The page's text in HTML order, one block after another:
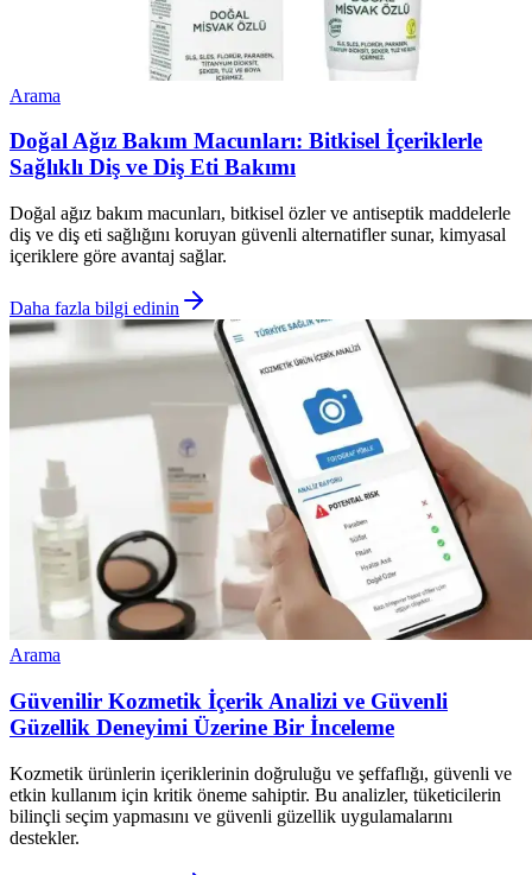
Arama
Doğal Ağız Bakım Macunları: Bitkisel İçeriklerle
Sağlıklı Diş ve Diş Eti Bakımı
Doğal ağız bakım macunları, bitkisel özler ve antiseptik maddelerle
diş ve diş eti sağlığını koruyan güvenli alternatifler sunar, kimyasal
içeriklere göre avantaj sağlar.
Daha fazla bilgi edinin
Arama
Güvenilir Kozmetik İçerik Analizi ve Güvenli
Güzellik Deneyimi Üzerine Bir İnceleme
Kozmetik ürünlerin içeriklerinin doğruluğu ve şeffaflığı, güvenli ve
etkin kullanım için kritik öneme sahiptir. Bu analizler, tüketicilerin
bilinçli seçim yapmasını ve güvenli güzellik uygulamalarını
destekler.